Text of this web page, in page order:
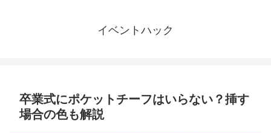
イベントハック
卒業式にポケットチーフはいらない？挿す
場合の色も解説